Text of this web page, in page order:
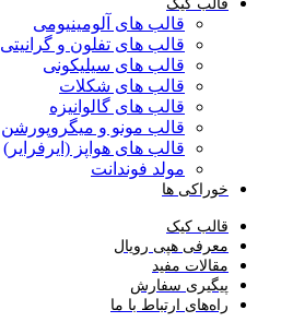
قالب های آلومینیومی
قالب های تفلون و گرانیتی
قالب های سیلیکونی
قالب های شکلات
قالب های گالوانیزه
قالب مونو و میگروپورشن
قالب های هواپز (ایرفرایر)
مولد فوندانت
خوراکی ها
قالب کیک
معرفی هپی رویال
مقالات مفید
پیگیری سفارش
راه‌های ارتباط با ما